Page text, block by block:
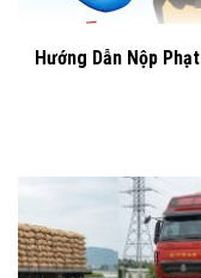
Hướng Dẫn Nộp